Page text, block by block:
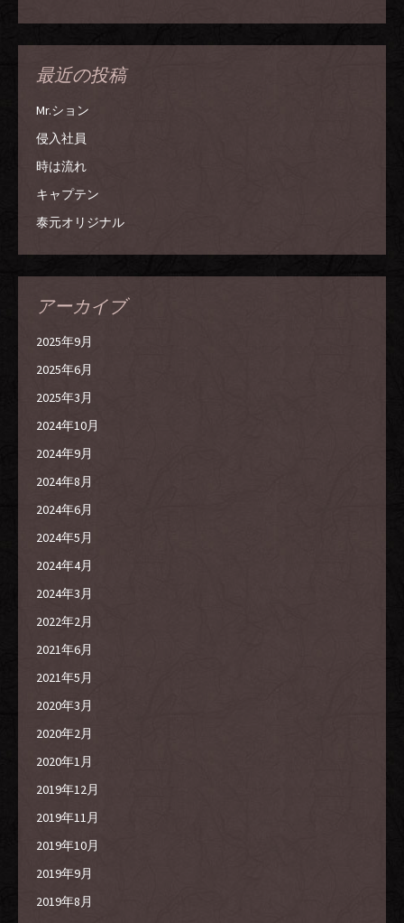
最近の投稿
Mr.ション
侵入社員
時は流れ
キャプテン
泰元オリジナル
アーカイブ
2025年9月
2025年6月
2025年3月
2024年10月
2024年9月
2024年8月
2024年6月
2024年5月
2024年4月
2024年3月
2022年2月
2021年6月
2021年5月
2020年3月
2020年2月
2020年1月
2019年12月
2019年11月
2019年10月
2019年9月
2019年8月